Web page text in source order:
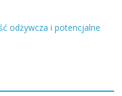
odżywcza i potencjalne